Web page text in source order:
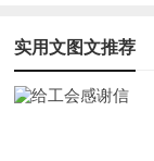
实用文图文推荐